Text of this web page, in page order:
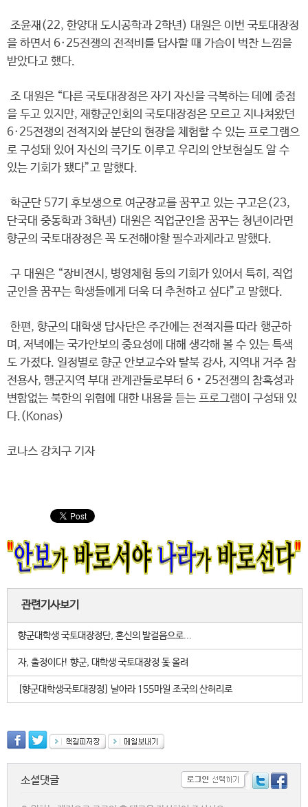
조윤재(22, 한양대 도시공학과 2학년) 대원은 이번 국토대장정
을 하면서 6·25전쟁의 전적비를 답사할 때 가슴이 벅찬 느낌을
받았다고 했다.
조 대원은 “다른 국토대장정은 자기 자신을 극복하는 데에 중점
을 두고 있지만, 재향군인회의 국토대장정은 모르고 지나쳐왔던
6·25전쟁의 전적지와 분단의 현장을 체험할 수 있는 프로그램으
로 구성돼 있어 자신의 극기도 이루고 우리의 안보현실도 알 수
있는 기회가 됐다”고 말했다.
학군단 57기 후보생으로 여군장교를 꿈꾸고 있는 구고은(23,
단국대 중동학과 3학년) 대원은 직업군인을 꿈꾸는 청년이라면
향군의 국토대장정은 꼭 도전해야할 필수과제라고 말했다.
구 대원은 “장비전시, 병영체험 등의 기회가 있어서 특히, 직업
군인을 꿈꾸는 학생들에게 더욱 더 추천하고 싶다”고 말했다.
한편, 향군의 대학생 답사단은 주간에는 전적지를 따라 행군하
며, 저녁에는 국가안보의 중요성에 대해 생각해 볼 수 있는 특색
도 가졌다. 일정별로 향군 안보교수와 탈북 강사, 지역내 거주 참
전용사, 행군지역 부대 관계관들로부터 6‧25전쟁의 참혹성과
변함없는 북한의 위협에 대한 내용을 듣는 프로그램이 구성돼 있
다.(Konas)
코나스 강치구 기자
관련기사보기
향군대학생 국토대장정단, 혼신의 발걸음으로...
자, 출정이다! 향군, 대학생 국토대장정 돛 올려
[향군대학생국토대장정] 날아라 155마일 조국의 산허리로
소셜댓글